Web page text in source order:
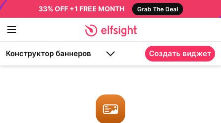
33% OFF +1 FREE MONTH Grab The Deal
Конструктор баннеров Создать виджет